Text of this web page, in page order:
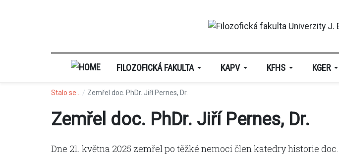
FILOZOFICKÁ FAKULTA KAPV KFHS KGER
Stalo se... Zemřel doc. PhDr. Jiří Pernes, Dr.
Zemřel doc. PhDr. Jiří Pernes, Dr.
Dne 21. května 2025 zemřel po těžké nemoci člen katedry historie